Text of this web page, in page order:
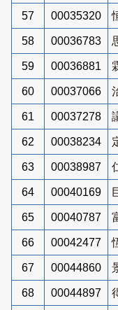
57 00035320
58 00036783
59 00036881
60 00037066
61 00037278
62 00038234
63 00038987
64 00040169
65 00040787
66 00042477
67 00044860
68 00044897